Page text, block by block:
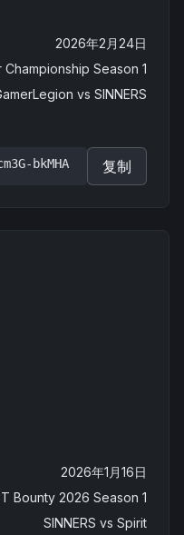
2026年2月24日
Season 1
vs SINNERS
bkMHA 复制
2026年1月16日
Bounty 2026 Season 1
SINNERS vs Spirit